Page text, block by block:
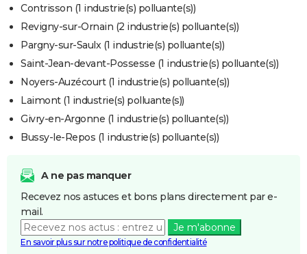
FORUM
Bricolage
Culture
Television
Contrisson (1 industrie(s) polluante(s))
Revigny-sur-Ornain (2 industrie(s) polluante(s))
Pargny-sur-Saulx (1 industrie(s) polluante(s))
Saint-Jean-devant-Possesse (1 industrie(s) polluante(s))
Noyers-Auzécourt (1 industrie(s) polluante(s))
Laimont (1 industrie(s) polluante(s))
Givry-en-Argonne (1 industrie(s) polluante(s))
Bussy-le-Repos (1 industrie(s) polluante(s))
A ne pas manquer
Recevez nos astuces et bons plans directement par e-
mail.
Je m'abonne
En savoir plus sur notre politique de confidentialité